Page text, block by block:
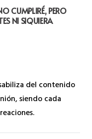
CUMPLIRÉ, PERO
NI SIQUIERA
del contenido
siendo cada